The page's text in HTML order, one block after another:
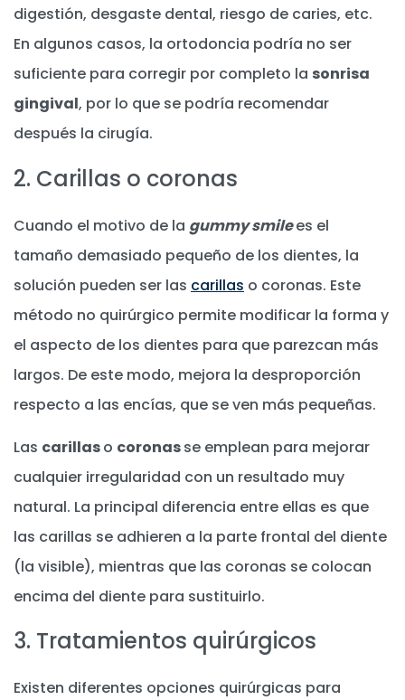
digestión, desgaste dental, riesgo de caries, etc.
En algunos casos, la ortodoncia podría no ser
suficiente para corregir por completo la sonrisa
gingival, por lo que se podría recomendar
después la cirugía.
2. Carillas o coronas
Cuando el motivo de la gummy smilees el
tamaño demasiado pequeño de los dientes, la
solución pueden ser las carillas o coronas. Este
método no quirúrgico permite modificar la forma y
el aspecto de los dientes para que parezcan más
largos. De este modo, mejora la desproporción
respecto a las encías, que se ven más pequeñas.
Las carillaso coronasse emplean para mejorar
cualquier irregularidad con un resultado muy
natural. La principal diferencia entre ellas es que
las carillas se adhieren a la parte frontal del diente
(la visible), mientras que las coronas se colocan
encima del diente para sustituirlo.
3. Tratamientos quirúrgicos
Existen diferentes opciones quirúrgicas para